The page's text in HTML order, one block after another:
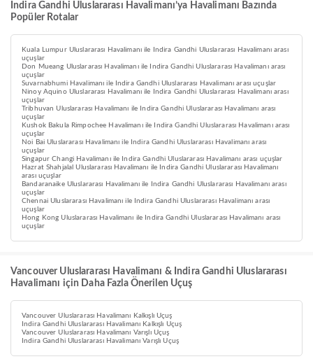
Indira Gandhi Uluslararası Havalimanı’ya Havalimanı Bazında
Popüler Rotalar
Kuala Lumpur Uluslararası Havalimanı ile Indira Gandhi Uluslararası Havalimanı arası
uçuşlar
Don Mueang Uluslararası Havalimanı ile Indira Gandhi Uluslararası Havalimanı arası
uçuşlar
Suvarnabhumi Havalimanı ile Indira Gandhi Uluslararası Havalimanı arası uçuşlar
Ninoy Aquino Uluslararası Havalimanı ile Indira Gandhi Uluslararası Havalimanı arası
uçuşlar
Tribhuvan Uluslararası Havalimanı ile Indira Gandhi Uluslararası Havalimanı arası
uçuşlar
Kushok Bakula Rimpochee Havalimanı ile Indira Gandhi Uluslararası Havalimanı arası
uçuşlar
Noi Bai Uluslararası Havalimanı ile Indira Gandhi Uluslararası Havalimanı arası
uçuşlar
Singapur Changi Havalimanı ile Indira Gandhi Uluslararası Havalimanı arası uçuşlar
Hazrat Shahjalal Uluslararası Havalimanı ile Indira Gandhi Uluslararası Havalimanı
arası uçuşlar
Bandaranaike Uluslararası Havalimanı ile Indira Gandhi Uluslararası Havalimanı arası
uçuşlar
Chennai Uluslararası Havalimanı ile Indira Gandhi Uluslararası Havalimanı arası
uçuşlar
Hong Kong Uluslararası Havalimanı ile Indira Gandhi Uluslararası Havalimanı arası
uçuşlar
Vancouver Uluslararası Havalimanı & Indira Gandhi Uluslararası
Havalimanı için Daha Fazla Önerilen Uçuş
Vancouver Uluslararası Havalimanı Kalkışlı Uçuş
Indira Gandhi Uluslararası Havalimanı Kalkışlı Uçuş
Vancouver Uluslararası Havalimanı Varışlı Uçuş
Indira Gandhi Uluslararası Havalimanı Varışlı Uçuş